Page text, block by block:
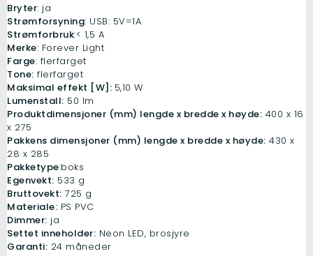
Bryter: ja
Strømforsyning: USB: 5V=1A
Strømforbruk:< 1,5 A
Merke: Forever Light
Farge: flerfarget
Tone: flerfarget
Maksimal effekt [W]: 5,10 W
Lumenstall: 50 lm
Produktdimensjoner (mm) lengde x bredde x høyde: 400 x 16
x 275
Pakkens dimensjoner (mm) lengde x bredde x høyde: 430 x
28 x 285
Pakketype:boks
Egenvekt: 533 g
Bruttovekt: 725 g
Materiale: PS PVC
Dimmer: ja
Settet inneholder: Neon LED, brosjyre
Garanti: 24 måneder